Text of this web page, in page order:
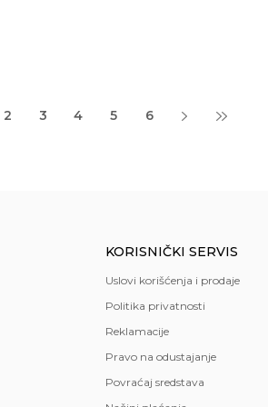
2 3 4 5 6
KORISNIČKI SERVIS
Uslovi korišćenja i prodaje
Politika privatnosti
Reklamacije
Pravo na odustajanje
Povraćaj sredstava